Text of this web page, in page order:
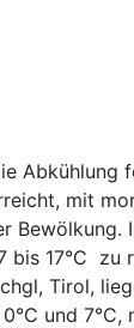
Abkühlung
mit
Bewölkung.
bis 17°C zu
Tirol,
und